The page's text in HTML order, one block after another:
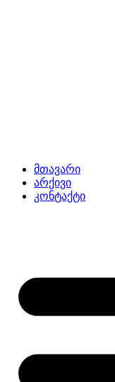
მთავარი
არქივი
კონტაქტი